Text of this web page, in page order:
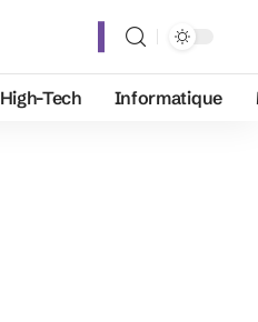
High-Tech Informatique